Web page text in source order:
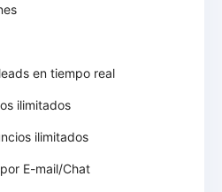
en tiempo real
ilimitados
ilimitados
E-mail/Chat